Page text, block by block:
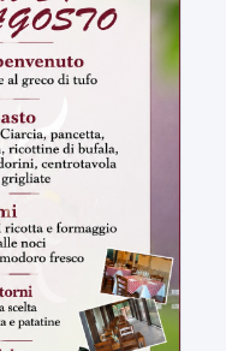
TUTTI I VIDEO